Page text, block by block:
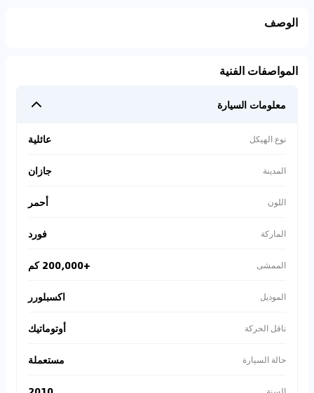
الوصف
المواصفات الفنية
معلومات السيارة
نوع الهيكل عائلية
المدينة جازان
اللون أحمر
الماركة فورد
الممشى +200,000 كم
الموديل اكسبلورر
ناقل الحركة أوتوماتيك
حالة السيارة مستعملة